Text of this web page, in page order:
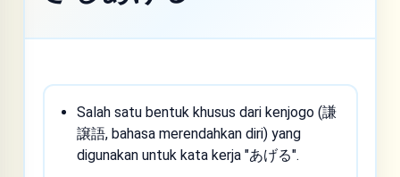
Salah satu bentuk khusus dari kenjogo (謙
譲語, bahasa merendahkan diri) yang
digunakan untuk kata kerja "あげる".